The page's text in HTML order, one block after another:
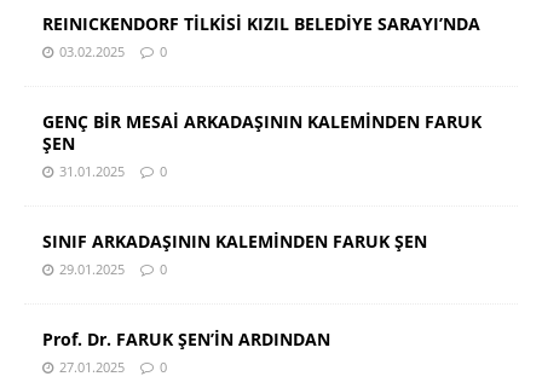
REINICKENDORF TİLKİSİ KIZIL BELEDİYE SARAYI’NDA
03.02.2025 0
GENÇ BİR MESAİ ARKADAŞININ KALEMİNDEN FARUK
ŞEN
31.01.2025 0
SINIF ARKADAŞININ KALEMİNDEN FARUK ŞEN
29.01.2025 0
Prof. Dr. FARUK ŞEN’İN ARDINDAN
27.01.2025 0